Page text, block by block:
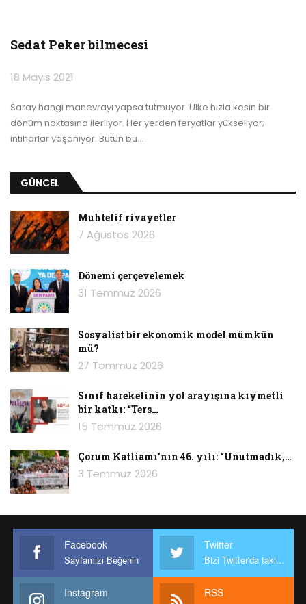
Sedat Peker bilmecesi
18 Mayıs 2021
Saray hangi manevrayı yapsa tutmuyor. Ülke hızla kesin bir
dönüm noktasına ilerliyor. Her yerden feryatlar yükseliyor;
intiharlar yaşanıyor. Bütün bu…
GÜNCEL
Muhtelif rivayetler
7 Ağustos 2026
Dönemi çerçevelemek
31 Temmuz 2026
Sosyalist bir ekonomik model mümkün
mü?
27 Temmuz 2026
Sınıf hareketinin yol arayışına kıymetli
bir katkı: “Ters…
15 Temmuz 2026
Çorum Katliamı’nın 46. yılı: “Unutmadık,…
3 Temmuz 2026
Facebook
Sayfamızı Beğenin
Twitter
Bizi Twitter'da takip edin
Instagram RSS